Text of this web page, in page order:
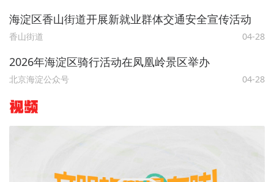
海淀区香山街道开展新就业群体交通安全宣传活动
香山街道 04-28
2026年海淀区骑行活动在凤凰岭景区举办
北京海淀公众号 04-28
视频